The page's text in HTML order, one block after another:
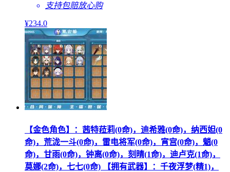
支持包赔放心购
¥234.0
【金色角色】：茜特菈莉(0命)，迪希雅(0命)，纳西妲(0
命)，荒泷一斗(0命)，雷电将军(0命)，宵宫(0命)，魈(0
命)，甘雨(0命)，钟离(0命)，刻晴(1命)，迪卢克(1命)，
莫娜(2命)，七七(0命) 【拥有武器】：千夜浮梦(精1)，